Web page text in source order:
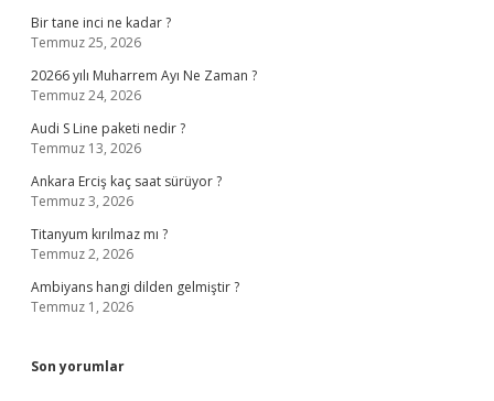
Bir tane inci ne kadar ?
Temmuz 25, 2026
20266 yılı Muharrem Ayı Ne Zaman ?
Temmuz 24, 2026
Audi S Line paketi nedir ?
Temmuz 13, 2026
Ankara Erciş kaç saat sürüyor ?
Temmuz 3, 2026
Titanyum kırılmaz mı ?
Temmuz 2, 2026
Ambiyans hangi dilden gelmiştir ?
Temmuz 1, 2026
Son yorumlar